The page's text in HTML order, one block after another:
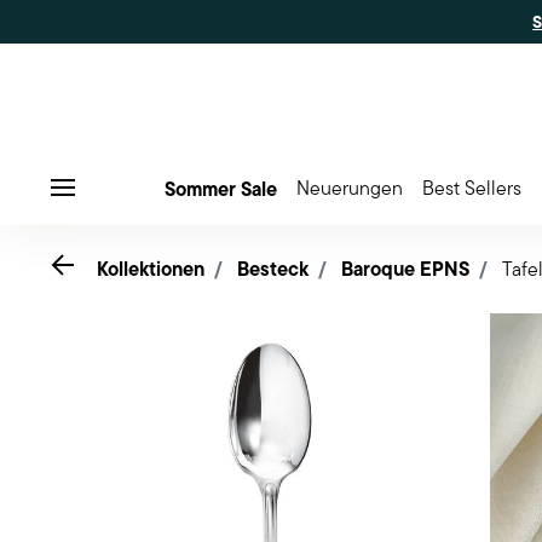
Sommer Sale Neuerungen Best Sellers
Go back
Kollektionen Besteck Baroque EPNS